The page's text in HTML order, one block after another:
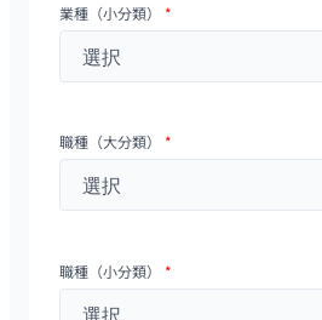
業種（小分類） *
職種（大分類） *
職種（小分類） *